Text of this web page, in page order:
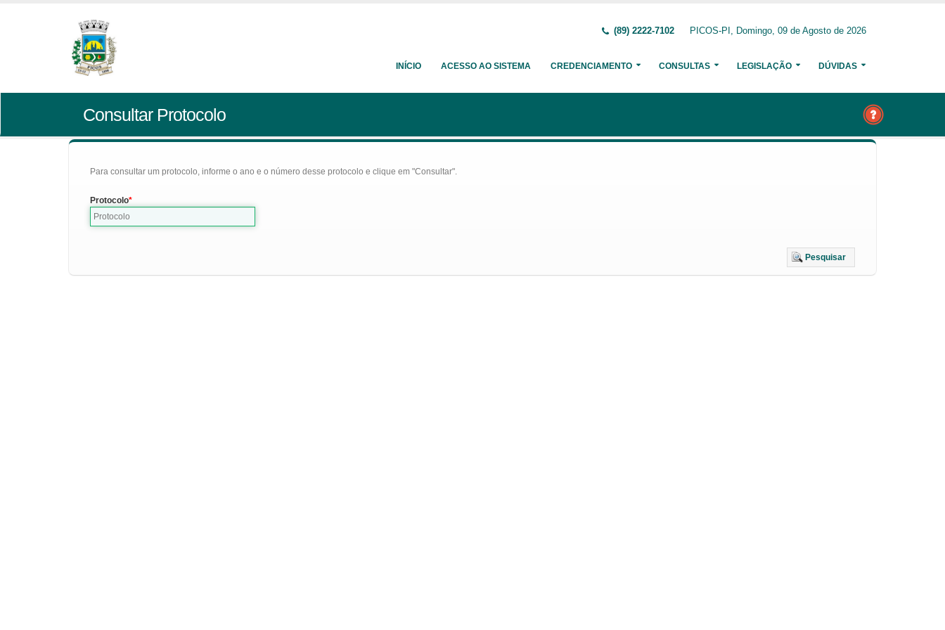
(89) 2222-7102 PICOS-PI, Domingo, 09 de Agosto de 2026
INÍCIO ACESSO AO SISTEMA CREDENCIAMENTO CONSULTAS LEGISLAÇÃO DÚVIDAS
Consultar Protocolo
Para consultar um protocolo, informe o ano e o número desse protocolo e clique em "Consultar".
Protocolo
Pesquisar